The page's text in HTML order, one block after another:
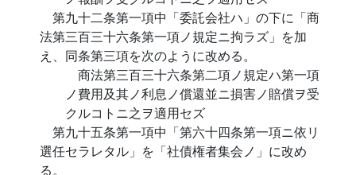
第九十二条第一項中「委託会社ハ」の下に「商
法第三百三十六条第一項ノ規定ニ拘ラズ」を加
え、同条第三項を次のように改める。
商法第三百三十六条第二項ノ規定ハ第一項
ノ費用及其ノ利息ノ償還並ニ損害ノ賠償ヲ受
クルコトニ之ヲ適用セズ
第九十五条第一項中「第六十四条第一項ニ依リ
選任セラレタル」を「社債権者集会ノ」に改め
る。